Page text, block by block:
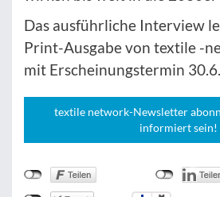
Das ausführliche Interview
Print-Ausgabe von textile -
mit Erscheinungstermin
textile network-Newsletter
informiert sein!